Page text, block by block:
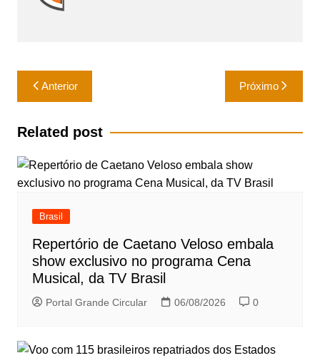
p
Navegação
de
Post
Anterior Próximo
Related post
Brasil
Repertório de Caetano Veloso embala
show exclusivo no programa Cena
Musical, da TV Brasil
Portal Grande Circular 06/08/2026 0